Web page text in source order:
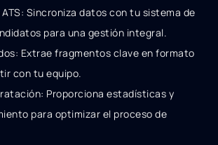
Sincroniza datos con tu sistema de
para una gestión integral.
Extrae fragmentos clave en formato
con tu equipo.
Proporciona estadísticas y
para optimizar el proceso de